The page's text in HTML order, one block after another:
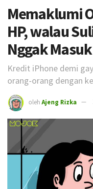
Memaklumi
HP, walau
Nggak
Kredit iPhone demi
orang-orang dengan
oleh Ajeng Rizka